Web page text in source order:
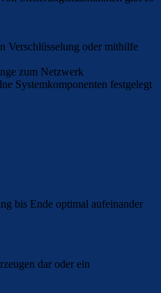
Verschlüsselung oder mithilfe
zum Netzwerk
Systemkomponenten festgelegt
bis Ende optimal aufeinander
dar oder ein